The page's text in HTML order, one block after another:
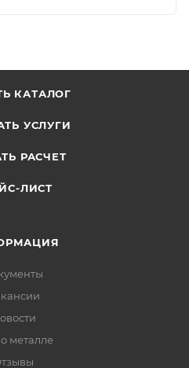
КАТАЛОГ
УСЛУГИ
РАСЧЕТ
ЛИСТ
металле